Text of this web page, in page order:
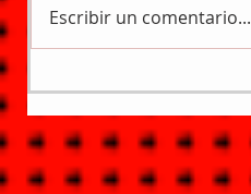
Escribir un comentario...